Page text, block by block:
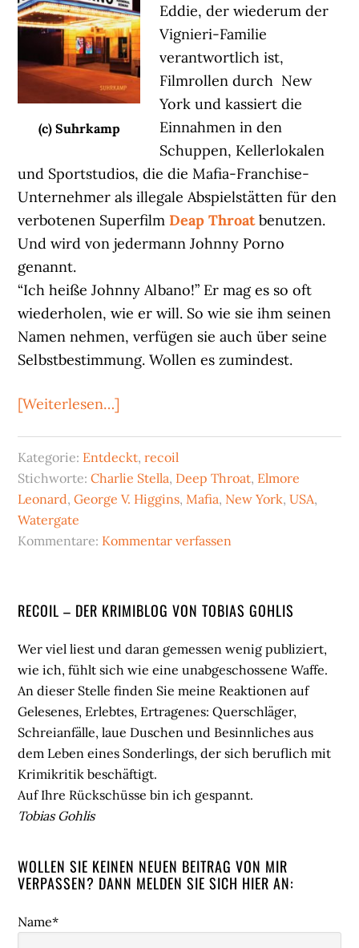
(c) Suhrkamp
Eddie, der wiederum der
Vignieri-Familie
verantwortlich ist,
Filmrollen durch New
York und kassiert die
Einnahmen in den
Schuppen, Kellerlokalen
und Sportstudios, die die Mafia-Franchise-
Unternehmer als illegale Abspielstätten für den
verbotenen Superfilm Deap Throatbenutzen.
Und wird von jedermann Johnny Porno
genannt.
“Ich heiße Johnny Albano!” Er mag es so oft
wiederholen, wie er will. So wie sie ihm seinen
Namen nehmen, verfügen sie auch über seine
Selbstbestimmung. Wollen es zumindest.
[Weiterlesen…]
Johnny
Porno
Kategorie: Entdeckt,recoil
Stichworte:Charlie Stella, Deep Throat, Elmore
Leonard,George V. Higgins, Mafia, New York,USA,
Watergate
Kommentare: Kommentar verfassen
Seitenspalte
RECOIL – DER KRIMIBLOG VON TOBIAS GOHLIS
Wer viel liest und daran gemessen wenig publiziert,
wie ich, fühlt sich wie eine unabgeschossene Waffe.
An dieser Stelle finden Sie meine Reaktionen auf
Gelesenes, Erlebtes, Ertragenes: Querschläger,
Schreianfälle, laue Duschen und Besinnliches aus
dem Leben eines Sonderlings, der sich beruflich mit
Krimikritik beschäftigt.
Auf Ihre Rückschüsse bin ich gespannt.
Tobias Gohlis
WOLLEN SIE KEINEN NEUEN BEITRAG VON MIR
VERPASSEN? DANN MELDEN SIE SICH HIER AN:
Name*